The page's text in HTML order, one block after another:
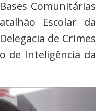
Comunitárias
Escolar da
de Crimes
de Inteligência da